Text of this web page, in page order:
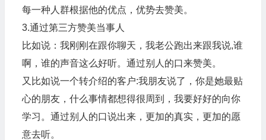
每一种人群根据他的优点，优势去赞美。
3.通过第三方赞美当事人
比如说：我刚刚在跟你聊天，我老公跑出来跟我说,谁
啊，谁的声音这么好听。通过别人的口来赞美。
又比如说一个转介绍的客户:我朋友说了，你是她最贴
心的朋友，什么事情都想得很周到，我要好好的向你
学习。通过别人的口说出来，更加的真实，更加的愿
意去听。